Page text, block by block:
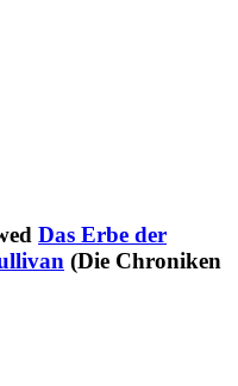
Das Erbe der
(Die Chroniken